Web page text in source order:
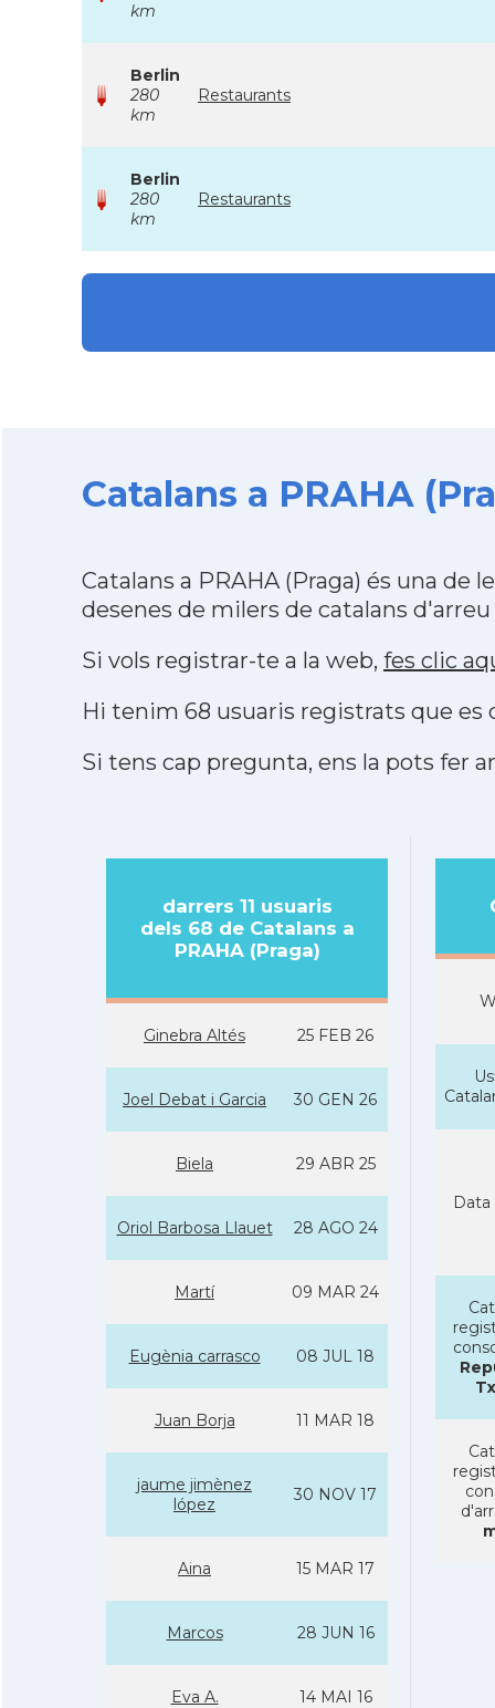
km
Berlin
280
km
Restaurants
Berlin
280
km
Restaurants
Catalans a PRAHA
Catalans a PRAHA (Praga) és una de
desenes de milers de catalans
Si vols registrar-te a la web, fes clic
Hi tenim 68 usuaris registrats que
Si tens cap pregunta, ens la pots fer
darrers 11 usuaris
dels 68 de Catalans a
PRAHA (Praga)
Ginebra Altés 25 FEB 26
Joel Debat i Garcia 30 GEN 26
Biela 29 ABR 25
Oriol Barbosa Llauet 28 AGO 24
Martí­ 09 MAR 24
Eugènia carrasco 08 JUL 18
Juan Borja 11 MAR 18
jaume jimènez
lópez
30 NOV 17
Aina 15 MAR 17
Marcos 28 JUN 16
Eva A. 14 MAI 16
Data